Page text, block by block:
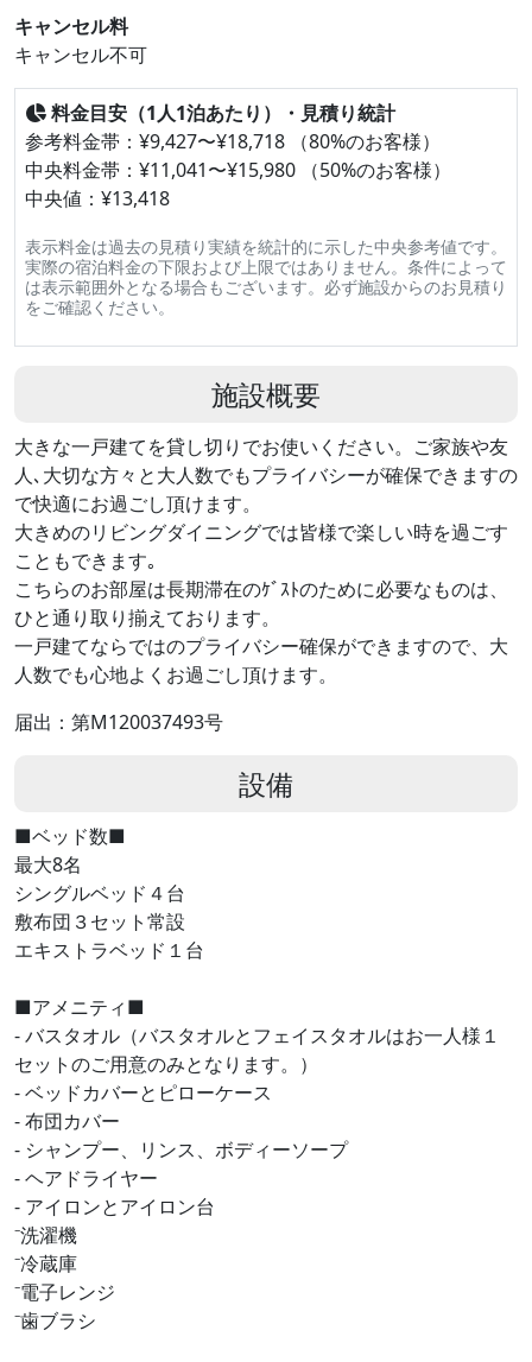
キャンセル料
キャンセル不可
料金目安（1人1泊あたり）・見積り統計
参考料金帯：¥9,427〜¥18,718 （80%のお客様）
中央料金帯：¥11,041〜¥15,980 （50%のお客様）
中央値：¥13,418
表示料金は過去の見積り実績を統計的に示した中央参考値です。
実際の宿泊料金の下限および上限ではありません。条件によって
は表示範囲外となる場合もございます。必ず施設からのお見積り
をご確認ください。
施設概要
大きな一戸建てを貸し切りでお使いください。ご家族や友
人､大切な方々と大人数でもプライバシーが確保できますの
で快適にお過ごし頂けます。
大きめのリビングダイニングでは皆様で楽しい時を過ごす
こともできます｡
こちらのお部屋は長期滞在のｹﾞｽﾄのために必要なものは、
ひと通り取り揃えております。
一戸建てならではのプライバシー確保ができますので、大
人数でも心地よくお過ごし頂けます。
届出：第M120037493号
設備
■ベッド数■
最大8名
シングルベッド４台
敷布団３セット常設
エキストラベッド１台
■アメニティ■
- バスタオル（バスタオルとフェイスタオルはお一人様１
セットのご用意のみとなります。）
- ベッドカバーとピローケース
- 布団カバー
- シャンプー、リンス、ボディーソープ
- ヘアドライヤー
- アイロンとアイロン台
⁻洗濯機
⁻冷蔵庫
⁻電子レンジ
⁻歯ブラシ